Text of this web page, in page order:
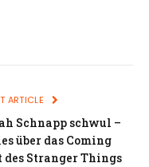
ARTICLE
Schnapp schwul –
über das Coming
des Stranger Things